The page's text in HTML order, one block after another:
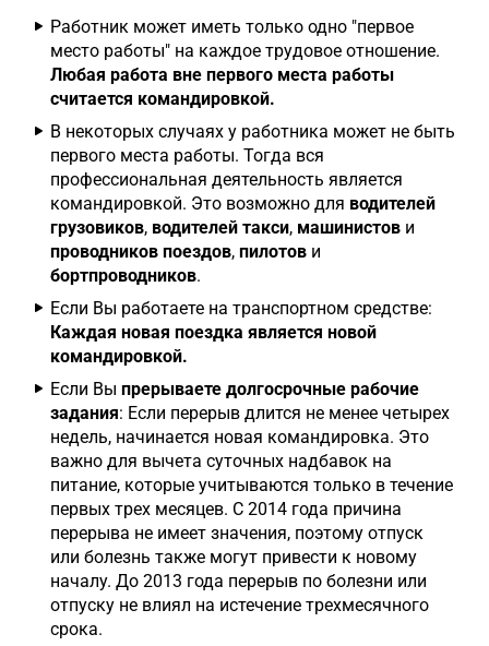
Работник может иметь только одно "первое
место работы" на каждое трудовое отношение.
Любая работа вне первого места работы
считается командировкой.
В некоторых случаях у работника может не быть
первого места работы. Тогда вся
профессиональная деятельность является
командировкой. Это возможно для водителей
грузовиков, водителей такси, машинистов и
проводников поездов, пилотов и
бортпроводников.
Если Вы работаете на транспортном средстве:
Каждая новая поездка является новой
командировкой.
Если Вы прерываете долгосрочные рабочие
задания: Если перерыв длится не менее четырех
недель, начинается новая командировка. Это
важно для вычета суточных надбавок на
питание, которые учитываются только в течение
первых трех месяцев. С 2014 года причина
перерыва не имеет значения, поэтому отпуск
или болезнь также могут привести к новому
началу. До 2013 года перерыв по болезни или
отпуску не влиял на истечение трехмесячного
срока.